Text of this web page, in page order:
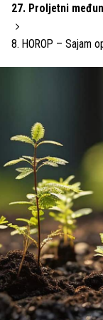
27. Proljetni
8. HOROP – Sajam